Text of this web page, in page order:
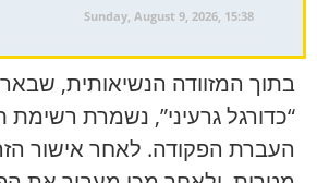
Sunday, August 9, 2026, 15:38
בתוך המזוודה הנשיאותית,
“כדורגל גרעיני”, נשמרת רשימת
העברת הפקודה. לאחר אישור